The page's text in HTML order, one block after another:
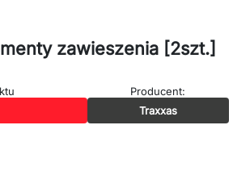
zawieszenia [2szt.]
Producent:
Traxxas